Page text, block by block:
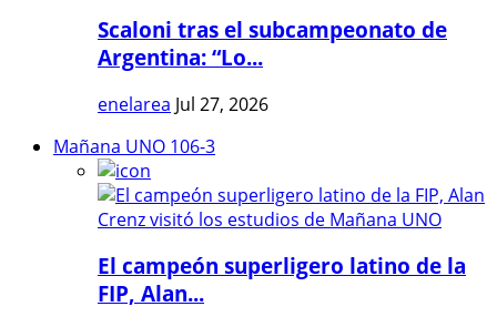
Scaloni tras el subcampeonato de
Argentina: “Lo...
enelarea Jul 27, 2026
Mañana UNO 106-3
El campeón superligero latino de la
FIP, Alan...